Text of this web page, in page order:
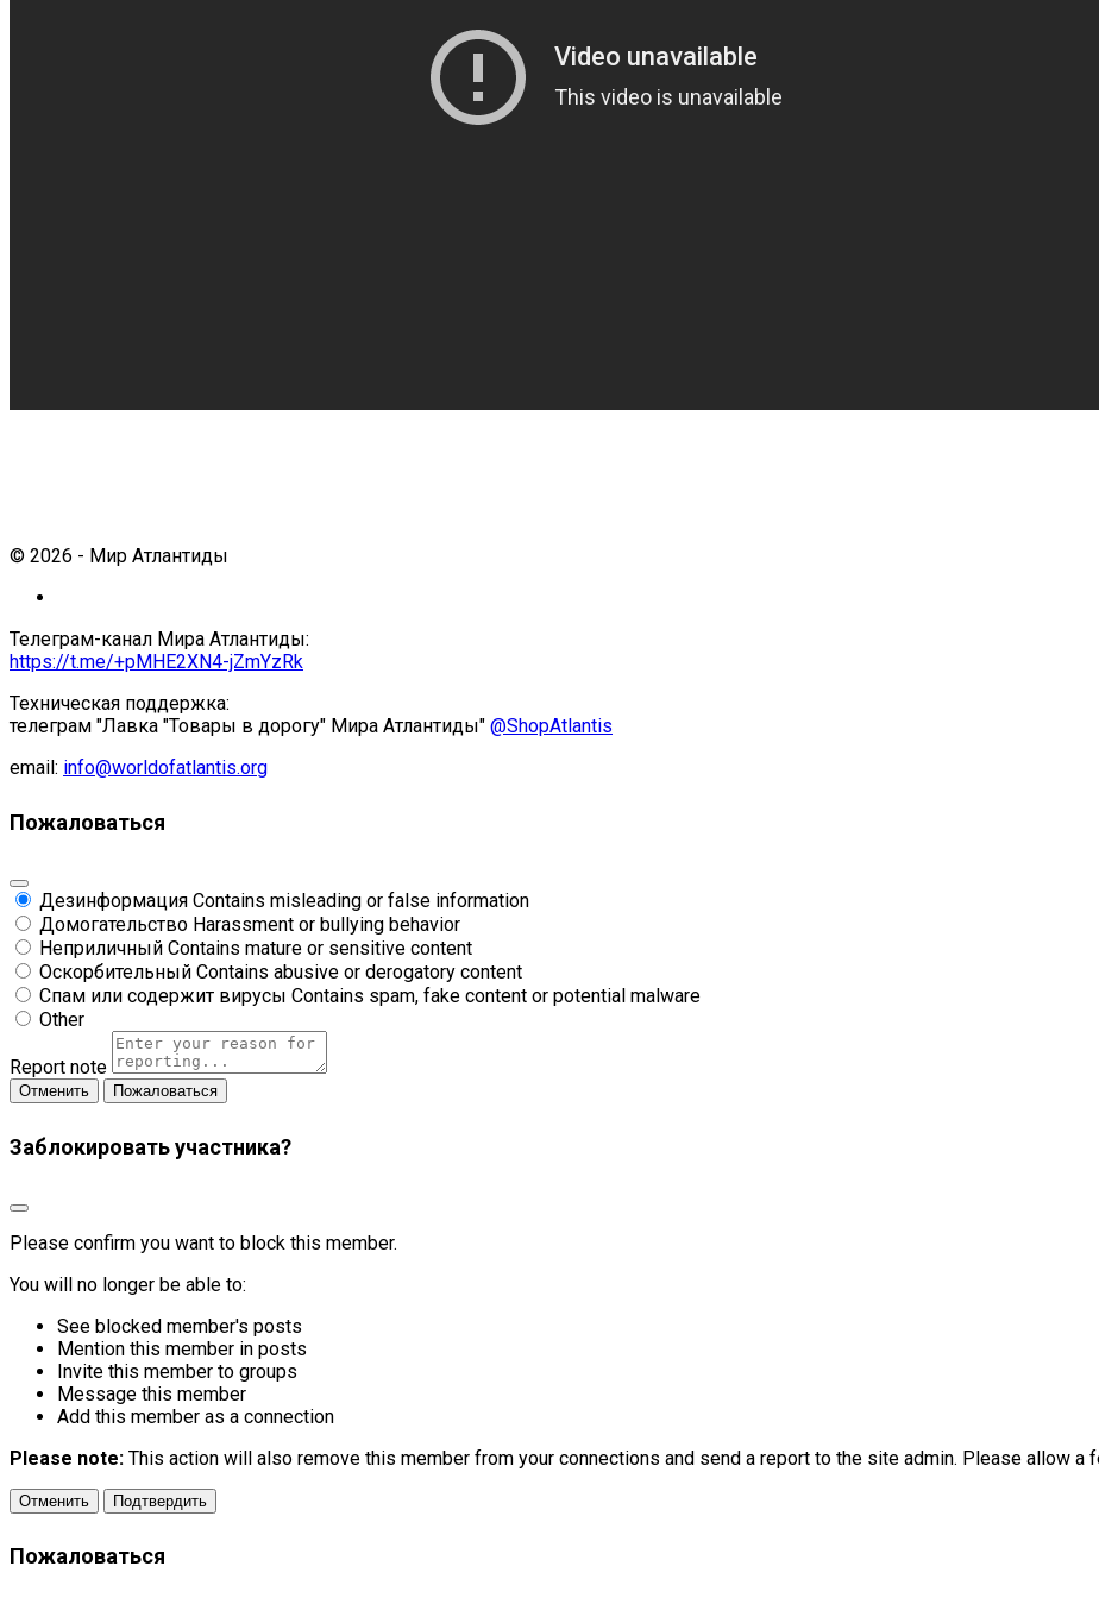
© 2026 - Мир Атлантиды
Телеграм-канал Мира Атлантиды:
https://t.me/+pMHE2XN4-jZmYzRk
Техническая поддержка:
телеграм "Лавка "Товары в дорогу" Мира Атлантиды" @ShopAtlantis
email: info@worldofatlantis.org
Пожаловаться
Дезинформация Contains misleading or false information
Домогательство Harassment or bullying behavior
Неприличный Contains mature or sensitive content
Оскорбительный Contains abusive or derogatory content
Спам или содержит вирусы Contains spam, fake content or potential malware
Other
Report note
Пожаловаться
Заблокировать участника?
Please confirm you want to block this member.
You will no longer be able to:
See blocked member's posts
Mention this member in posts
Invite this member to groups
Message this member
Add this member as a connection
Please note: This action will also remove this member from your connections and send a report to the site admin. Please allow
Подтвердить
Пожаловаться